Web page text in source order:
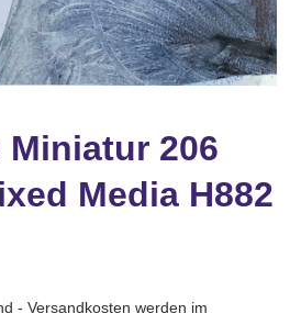
206
Media H882
- Versandkosten werden im